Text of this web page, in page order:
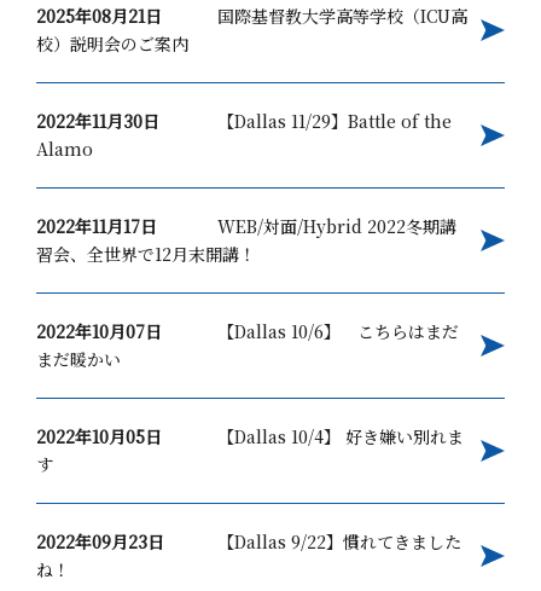
2025年08月21日
国際基督教大学高等学校（ICU高
校）説明会のご案内
2022年11月30日
【Dallas 11/29】Battle of the
Alamo
2022年11月17日
WEB/対面/Hybrid 2022冬期講
習会、全世界で12月末開講！
2022年10月07日
【Dallas 10/6】 こちらはまだ
まだ暖かい
2022年10月05日
【Dallas 10/4】 好き嫌い別れま
す
2022年09月23日
【Dallas 9/22】慣れてきました
ね！